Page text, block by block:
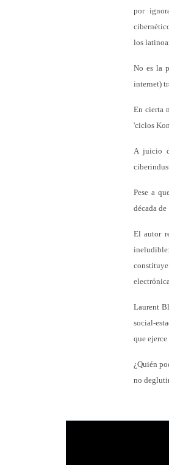
por
los
No es la
internet)
En cierta
'ciclos
A juicio
Pese a
década
El autor
Laurent
social-
que
¿Quién
no